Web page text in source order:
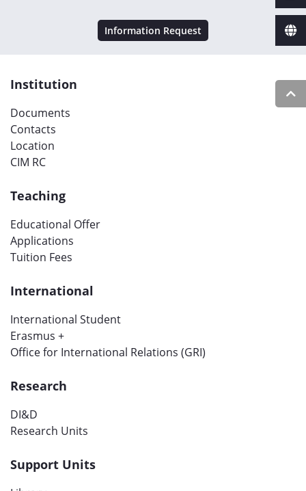
Information Request
Institution
Documents
Contacts
Location
CIM RC
Teaching
Educational Offer
Applications
Tuition Fees
International
International Student
Erasmus +
Office for International Relations (GRI)
Research
DI&D
Research Units
Support Units